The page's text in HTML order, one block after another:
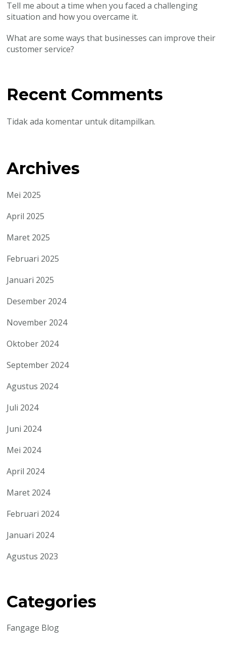
Tell me about a time when you faced a challenging
situation and how you overcame it.
What are some ways that businesses can improve their
customer service?
Recent Comments
Tidak ada komentar untuk ditampilkan.
Archives
Mei 2025
April 2025
Maret 2025
Februari 2025
Januari 2025
Desember 2024
November 2024
Oktober 2024
September 2024
Agustus 2024
Juli 2024
Juni 2024
Mei 2024
April 2024
Maret 2024
Februari 2024
Januari 2024
Agustus 2023
Categories
Fangage Blog